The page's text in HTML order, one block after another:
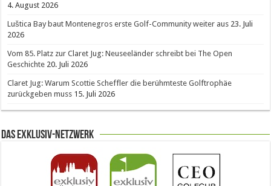
4. August 2026
Luštica Bay baut Montenegros erste Golf-Community weiter aus 23. Juli
2026
Vom 85. Platz zur Claret Jug: Neuseeländer schreibt bei The Open
Geschichte 20. Juli 2026
Claret Jug: Warum Scottie Scheffler die berühmteste Golftrophäe
zurückgeben muss 15. Juli 2026
Das Exklusiv-Netzwerk